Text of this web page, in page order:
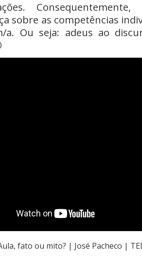
sobre as competências
a. Ou seja: adeus ao
fato ou mito? | José Pacheco |